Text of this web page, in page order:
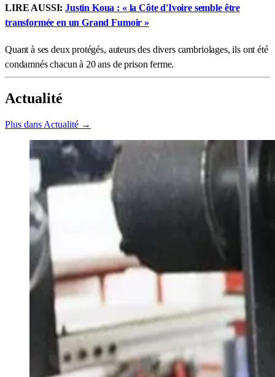
LIRE AUSSI:Justin Koua : « la Côte d'Ivoire semble être
transformée en un Grand Fumoir »
Quant à ses deux protégés, auteurs des divers cambriolages, ils ont été
condamnés chacun à 20 ans de prison ferme.
Actualité
Plus dans Actualité →